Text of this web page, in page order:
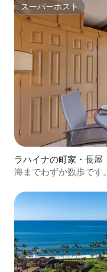
スーパーホスト
スーパーホスト
ラハイナの町家・長屋
海までわずか数歩です。